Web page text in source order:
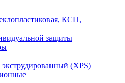
КСП,
защиты
(XPS)